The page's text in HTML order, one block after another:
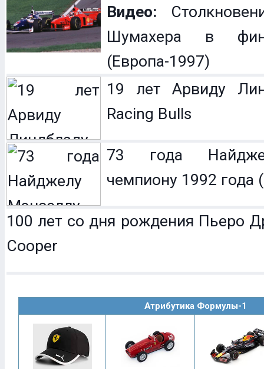
Видео:
Шумахера в
(Европа-1997)
19 лет Арвиду
Racing Bulls
73 года
чемпиону 1992 года
100 лет со дня рождения Пьеро
Cooper
Атрибутика Формулы-1